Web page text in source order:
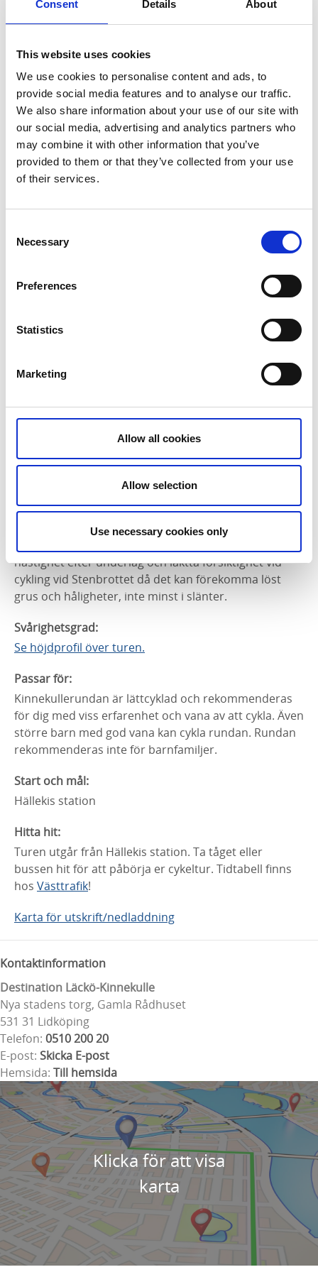
Consent Details About
This website uses cookies
We use cookies to personalise content and ads, to
provide social media features and to analyse our traffic.
We also share information about your use of our site with
our social media, advertising and analytics partners who
may combine it with other information that you’ve
provided to them or that they’ve collected from your use
of their services.
Selection
Necessary
Preferences
Statistics
Marketing
Allow all cookies
Allow selection
Use necessary cookies only
Västerplana Storäng
Österplana hed och vall, ca 350 m från leden enkel
väg
Skulpturpark Ouroboro, ca 1,4 km från leden enkel
väg
Lasses Grotta, ca 1,8 km från leden enkel väg
Martorpsfallet, ca 1,1 km från leden enkel väg
33 km
Ungefärlig tid:
Säkerhet:
grusvägar. Den asfalterade landsvägen mellan
Törnsäter och Husaby via Kinne-Kleva kan sommartid
vara mycket trafikerad så var varsam! Grusvägarna
hastighet efter underlag och iaktta försiktighet vid
cykling vid Stenbrottet då det kan förekomma löst
grus och håligheter, inte minst i slänter.
Svårighetsgrad:
Se höjdprofil över turen.
Passar för:
Kinnekullerundan är lättcyklad och rekommenderas
för dig med viss erfarenhet och vana av att cykla. Även
större barn med god vana kan cykla rundan. Rundan
rekommenderas inte för barnfamiljer.
Start och mål:
Hällekis station
Hitta hit:
Turen utgår från Hällekis station. Ta tåget eller
bussen hit för att påbörja er cykeltur. Tidtabell finns
hos Västtrafik!
Karta för utskrift/nedladdning
Kontaktinformation
Destination Läckö-Kinnekulle
Nya stadens torg, Gamla Rådhuset
531 31 Lidköping
Telefon: 0510 200 20
E-post: Skicka E-post
Hemsida: Till hemsida
Klicka för att visa
karta